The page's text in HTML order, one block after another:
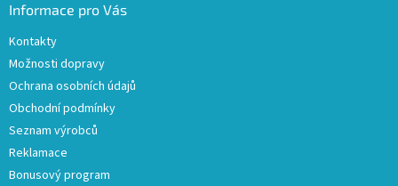
Informace pro Vás
Kontakty
Možnosti dopravy
Ochrana osobních údajů
Obchodní podmínky
Seznam výrobců
Reklamace
Bonusový program